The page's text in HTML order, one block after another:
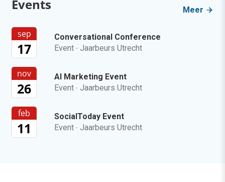
Events Meer
sep
17
Conversational Conference
Event · Jaarbeurs Utrecht
nov
26
AI Marketing Event
Event · Jaarbeurs Utrecht
feb
11
SocialToday Event
Event · Jaarbeurs Utrecht